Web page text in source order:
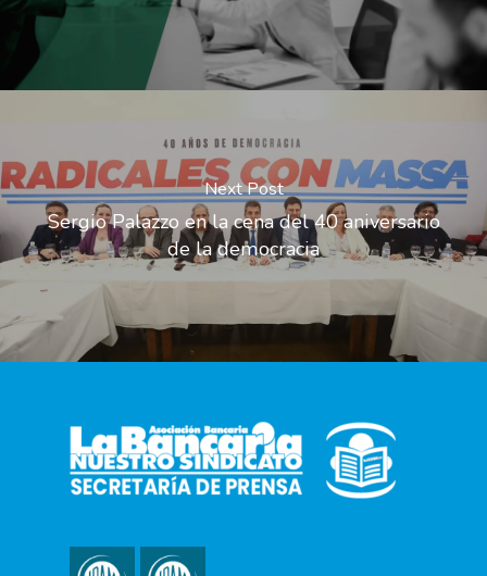
Next Post
Sergio Palazzo en la cena del 40 aniversario
de la democracia